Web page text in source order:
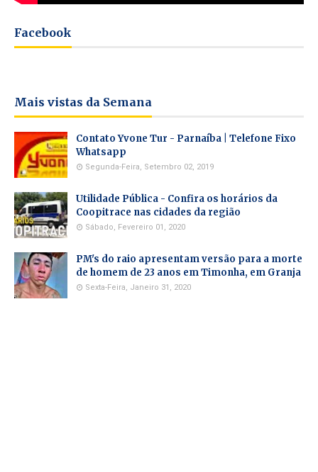
Facebook
Mais vistas da Semana
Contato Yvone Tur - Parnaíba | Telefone Fixo
Whatsapp
Segunda-Feira, Setembro 02, 2019
Utilidade Pública - Confira os horários da
Coopitrace nas cidades da região
Sábado, Fevereiro 01, 2020
PM's do raio apresentam versão para a morte
de homem de 23 anos em Timonha, em Granja
Sexta-Feira, Janeiro 31, 2020